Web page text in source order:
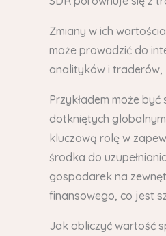
Zmiany w ich
może prowadzić do
analityków i traderów,
Przykładem może
dotkniętych
kluczową rolę w
środka do
gospodarek na
finansowego, co jest
Jak obliczyć wartość